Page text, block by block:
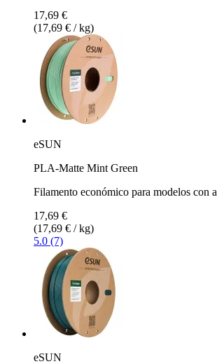
17,69 €
(17,69 € / kg)
eSUN
PLA-Matte Mint Green
Filamento económico para modelos con
17,69 €
(17,69 € / kg)
5.0 (7)
eSUN